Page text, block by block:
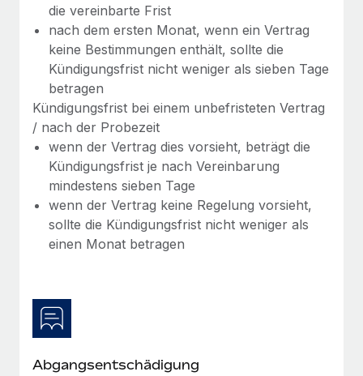
die vereinbarte Frist
nach dem ersten Monat, wenn ein Vertrag
keine Bestimmungen enthält, sollte die
Kündigungsfrist nicht weniger als sieben Tage
betragen
Kündigungsfrist bei einem unbefristeten Vertrag
/ nach der Probezeit
wenn der Vertrag dies vorsieht, beträgt die
Kündigungsfrist je nach Vereinbarung
mindestens sieben Tage
wenn der Vertrag keine Regelung vorsieht,
sollte die Kündigungsfrist nicht weniger als
einen Monat betragen
Abgangsentschädigung